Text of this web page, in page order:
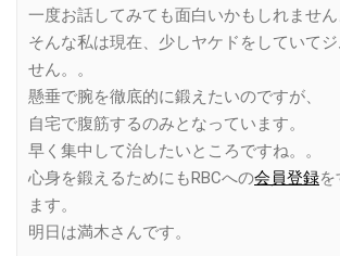
一度お話してみても面白いかもしれません
そんな私は現在、少しヤケドをしていて
せん。。
懸垂で腕を徹底的に鍛えたいのですが、
自宅で腹筋するのみとなっています。
早く集中して治したいところですね。。
心身を鍛えるためにもRBCへの会員登録
ます。
明日は満木さんです。